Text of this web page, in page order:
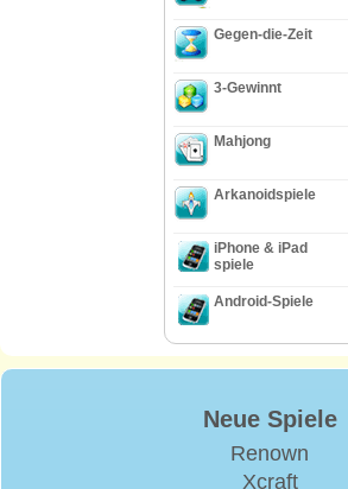
Gegen-die-Zeit
3-Gewinnt
Mahjong
Arkanoidspiele
iPhone & iPad
spiele
Android-Spiele
Neue Spiele
Renown
Xcraft